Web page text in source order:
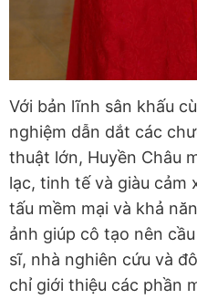
Với bản lĩnh sân khấu
nghiệm dẫn dắt các
thuật lớn, Huyền Châu
lạc, tinh tế và giàu cảm
tấu mềm mại và khả
ảnh giúp cô tạo nên
sĩ, nhà nghiên cứu và
chỉ giới thiệu các phần